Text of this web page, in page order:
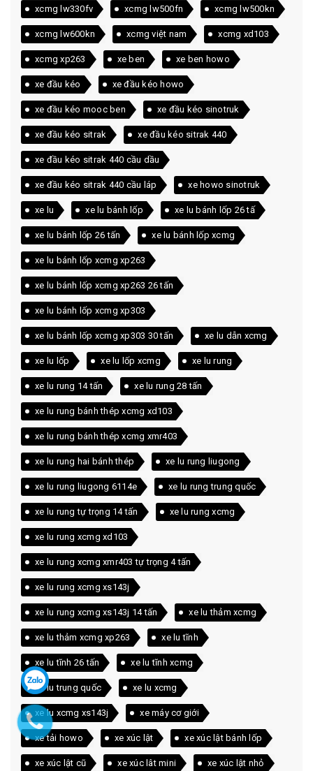
xcmg lw330fv xcmg lw500fn xcmg lw500kn
xcmg lw600kn xcmg việt nam xcmg xd103
xcmg xp263 xe ben xe ben howo
xe đầu kéo xe đầu kéo howo
xe đầu kéo mooc ben xe đầu kéo sinotruk
xe đầu kéo sitrak xe đầu kéo sitrak 440
xe đầu kéo sitrak 440 cầu dầu
xe đầu kéo sitrak 440 cầu láp xe howo sinotruk
xe lu xe lu bánh lốp xe lu bánh lốp 26 tấ
xe lu bánh lốp 26 tấn xe lu bánh lốp xcmg
xe lu bánh lốp xcmg xp263
xe lu bánh lốp xcmg xp263 26 tấn
xe lu bánh lốp xcmg xp303
xe lu bánh lốp xcmg xp303 30 tấn xe lu dẫn xcmg
xe lu lốp xe lu lốp xcmg xe lu rung
xe lu rung 14 tấn xe lu rung 28 tấn
xe lu rung bánh thép xcmg xd103
xe lu rung bánh thép xcmg xmr403
xe lu rung hai bánh thép xe lu rung liugong
xe lu rung liugong 6114e xe lu rung trung quốc
xe lu rung tự trọng 14 tấn xe lu rung xcmg
xe lu rung xcmg xd103
xe lu rung xcmg xmr403 tự trọng 4 tấn
xe lu rung xcmg xs143j
xe lu rung xcmg xs143j 14 tấn xe lu thảm xcmg
xe lu thảm xcmg xp263 xe lu tĩnh
xe lu tĩnh 26 tấn xe lu tĩnh xcmg
xe lu trung quốc xe lu xcmg
xe lu xcmg xs143j xe máy cơ giới
xe tải howo xe xúc lật xe xúc lật bánh lốp
xe xúc lật cũ xe xúc lât mini xe xúc lật nhỏ